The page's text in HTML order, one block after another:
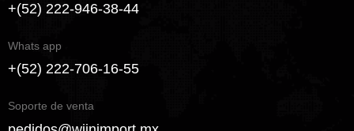
+(52) 222-946-38-44
Whats app
+(52) 222-706-16-55
Soporte de venta